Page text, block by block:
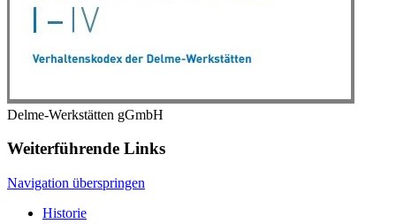
Delme-Werkstätten gGmbH
Weiterführende Links
Navigation überspringen
Historie